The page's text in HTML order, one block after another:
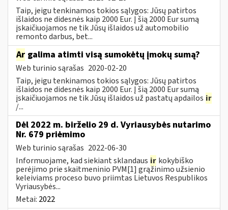
Taip, jeigu tenkinamos tokios sąlygos: Jūsų patirtos
išlaidos ne didesnės kaip 2000 Eur. Į šią 2000 Eur sumą
įskaičiuojamos ne tik Jūsų išlaidos už automobilio
remonto darbus, bet...
Ar galima atimti visą sumokėtų įmokų sumą?
Web turinio sąrašas 2020-02-20
Taip, jeigu tenkinamos tokios sąlygos: Jūsų patirtos
išlaidos ne didesnės kaip 2000 Eur. Į šią 2000 Eur sumą
įskaičiuojamos ne tik Jūsų išlaidos už pastatų apdailos ir
/...
Dėl 2022 m. birželio 29 d. Vyriausybės nutarimo
Nr. 679 priėmimo
Web turinio sąrašas 2022-06-30
Informuojame, kad siekiant sklandaus ir kokybiško
perėjimo prie skaitmeninio PVM[1] grąžinimo užsienio
keleiviams proceso buvo priimtas Lietuvos Respublikos
Vyriausybės...
Metai: 2022